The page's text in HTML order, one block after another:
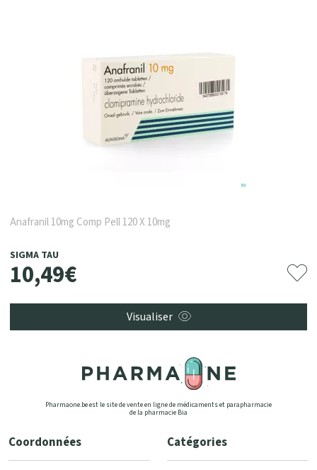
Anafranil 10mg Comp Pell 120 X 10mg
SIGMA TAU
10,49€
Visualiser
Pharmaone.be est le site de vente en ligne de médicaments et parapharmacie
de la pharmacie Bia
Coordonnées Catégories